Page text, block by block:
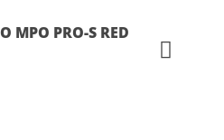
MPO PRO-S RED